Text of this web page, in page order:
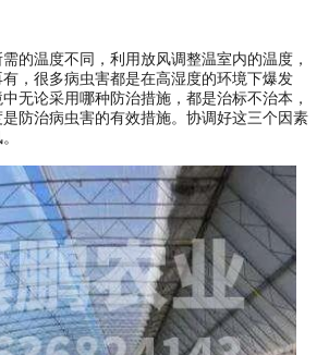
的温度不同，利用放风调整温室内的温度，
，很多病虫害都是在高湿度的环境下爆发
无论采用哪种防治措施，都是治标不治本，
防治病虫害的有效措施。协调好这三个因素